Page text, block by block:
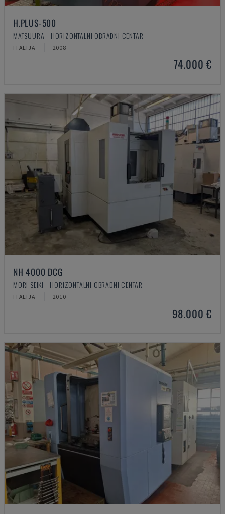
H.PLUS-500
MATSUURA - HORIZONTALNI OBRADNI CENTAR
ITALIJA 2008
74.000 €
NH 4000 DCG
MORI SEIKI - HORIZONTALNI OBRADNI CENTAR
ITALIJA 2010
98.000 €